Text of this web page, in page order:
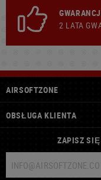
2 LATA
AIRSOFTZONE
OBSŁUGA KLIENTA
ZAPISZ SIĘ